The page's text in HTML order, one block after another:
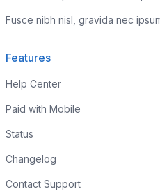
Fusce nibh nisl, gravida nec
Features
Help Center
Paid with Mobile
Status
Changelog
Contact Support